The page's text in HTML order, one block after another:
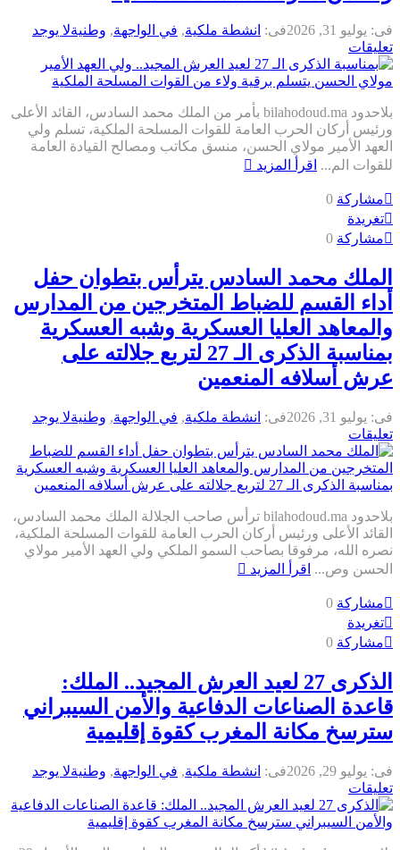
يوليو 31, 2026 فى: انشطة ملكية,في الواجهة,وطنيةلا يوجد
بلاحدود bilahodoud.ma بأمر من الملك محمد السادس، القائد الأعلى
أركان الحرب العامة للقوات المسلحة الملكية، تسلم ولي
الأمير مولاي الحسن، منسق مكاتب ومصالح القيادة العامة
الم...اقرأ المزيد
مشاركة 0
تغريدة
مشاركة 0
محمد السادس يترأس بتطوان حفل
القسم للضباط المتخرجين من المدارس
العليا العسكرية وشبه العسكرية
بمناسبة الذكرى الـ 27 لتربع جلالته على
أسلافه المنعمين
يوليو 31, 2026 فى: انشطة ملكية,في الواجهة,وطنيةلا يوجد
بلاحدود bilahodoud.ma ترأس صاحب الجلالة الملك محمد السادس،
الأعلى ورئيس أركان الحرب العامة للقوات المسلحة الملكية،
الله، مرفوقا بصاحب السمو الملكي ولي العهد الأمير مولاي
وص...اقرأ المزيد
مشاركة 0
تغريدة
مشاركة 0
الذكرى 27 لعيد العرش المجيد.. الملك:
الصناعات الدفاعية والأمن السيبراني
مكانة المغرب كقوة إقليمية
يوليو 29, 2026 فى: انشطة ملكية,في الواجهة,وطنيةلا يوجد